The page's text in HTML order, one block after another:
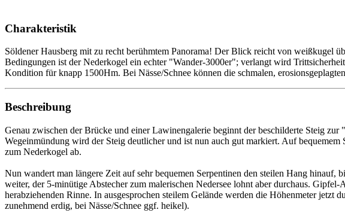
Charakteristik
Söldener Hausberg mit zu recht berühmtem Panorama! Der Blick reicht von weißkugel
Bedingungen ist der Nederkogel ein echter "Wander-3000er"; verlangt wird
Kondition für knapp 1500Hm. Bei Nässe/Schnee können die schmalen,
Beschreibung
Genau zwischen der Brücke und einer Lawinengalerie beginnt der beschilderte Steig
Wegeinmündung wird der Steig deutlicher und ist nun auch gut markiert. Auf
zum Nederkogel ab.
Nun wandert man längere Zeit auf sehr bequemen Serpentinen den steilen Hang hinauf,
weiter, der 5-minütige Abstecher zum malerischen Nedersee lohnt aber durchaus.
herabziehenden Rinne. In ausgesprochen steilem Gelände werden die Höhenmeter jetzt
zunehmend erdig, bei Nässe/Schnee ggf. heikel).